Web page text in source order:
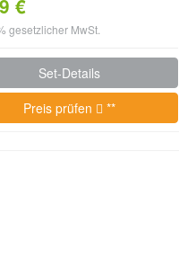
€
gesetzlicher MwSt.
Set-Details
Preis prüfen
**